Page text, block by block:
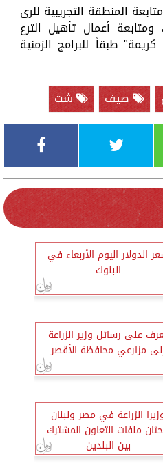
المنطقة التجريبية للرى
أعمال تأهيل الترع
طبقاً للبرامج الزمنية
صيف شت
الدولار اليوم الأربعاء في
البنوك
على رسائل وزير الزراعة
مزارعي محافظة الأقصر
الزراعة في مصر ولبنان
ملفات التعاون المشترك
بين البلدين